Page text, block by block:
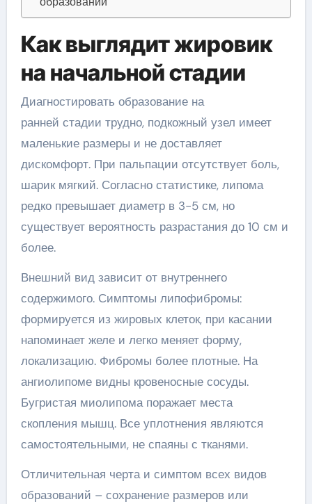
Как выглядит жировик
на начальной стадии
Диагностировать образование на
ранней стадии трудно, подкожный узел имеет
маленькие размеры и не доставляет
дискомфорт. При пальпации отсутствует боль,
шарик мягкий. Согласно статистике, липома
редко превышает диаметр в 3-5 см, но
существует вероятность разрастания до 10 см и
более.
Внешний вид зависит от внутреннего
содержимого. Симптомы липофибромы:
формируется из жировых клеток, при касании
напоминает желе и легко меняет форму,
локализацию. Фибромы более плотные. На
ангиолипоме видны кровеносные сосуды.
Бугристая миолипома поражает места
скопления мышц. Все уплотнения являются
самостоятельными, не спаяны с тканями.
Отличительная черта и симптом всех видов
образований – сохранение размеров или